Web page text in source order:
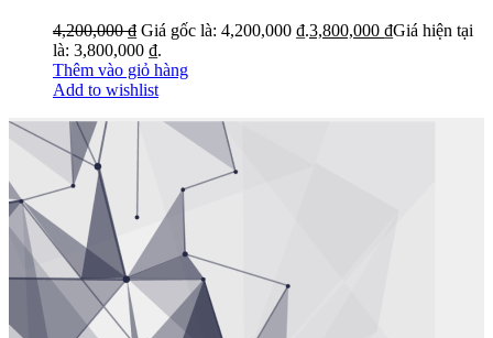
4,200,000₫ Giá gốc là: 4,200,000 ₫.3,800,000 ₫Giá hiện tại
là: 3,800,000 ₫.
Thêm vào giỏ hàng
Add to wishlist